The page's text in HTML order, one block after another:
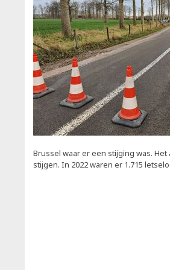
Brussel waar er een stijging was.
stijgen. In 2022 waren er 1.715